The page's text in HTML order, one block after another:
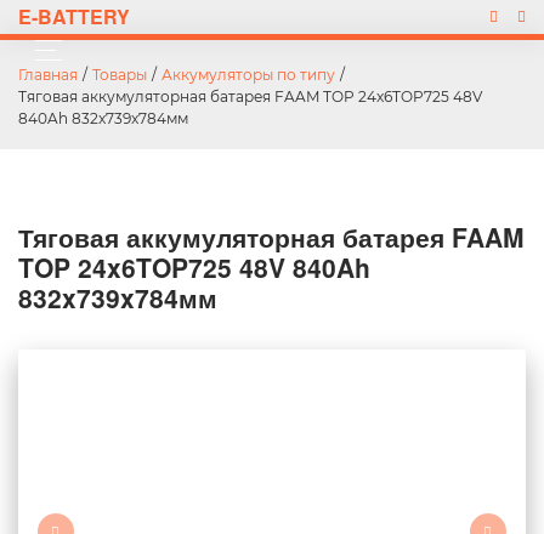
E-BATTERY
Главная / Товары / Аккумуляторы по типу /
Тяговая аккумуляторная батарея FAAM TOP 24x6TOP725 48V
840Ah 832x739x784мм
Тяговая аккумуляторная батарея FAAM
TOP 24x6TOP725 48V 840Ah
832x739x784мм